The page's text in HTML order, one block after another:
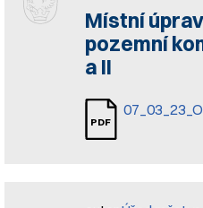
Místní
pozemní
a II